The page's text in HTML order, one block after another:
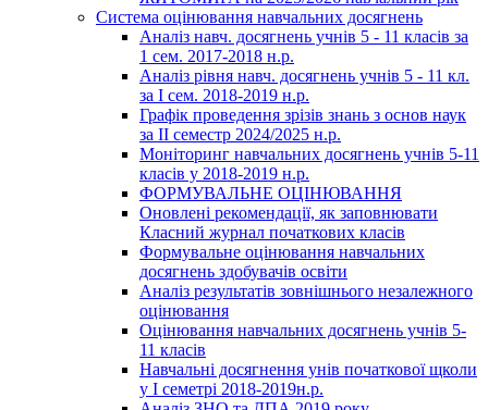
Система оцінювання навчальних досягнень
Аналіз навч. досягнень учнів 5 - 11 класів за
1 сем. 2017-2018 н.р.
Аналіз рівня навч. досягнень учнів 5 - 11 кл.
за І сем. 2018-2019 н.р.
Графік проведення зрізів знань з основ наук
за ІІ семестр 2024/2025 н.р.
Моніторинг навчальних досягнень учнів 5-11
класів у 2018-2019 н.р.
ФОРМУВАЛЬНЕ ОЦІНЮВАННЯ
Оновлені рекомендації, як заповнювати
Класний журнал початкових класів
Формувальне оцінювання навчальних
досягнень здобувачів освіти
Аналіз результатів зовнішнього незалежного
оцінювання
Оцінювання навчальних досягнень учнів 5-
11 класів
Навчальні досягнення унів початкової щколи
у І семетрі 2018-2019н.р.